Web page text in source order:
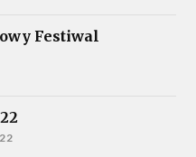
Festiwal